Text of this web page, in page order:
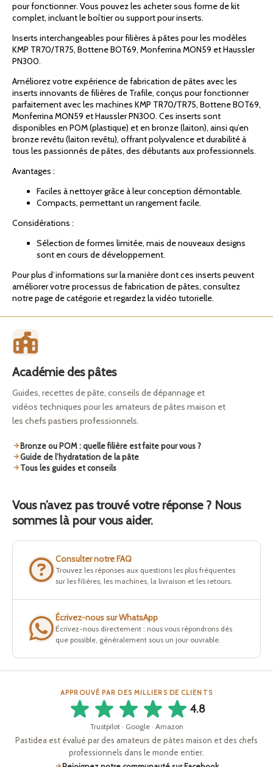
pour fonctionner. Vous pouvez les acheter sous forme de kit
complet, incluant le boîtier ou support pour inserts.
Inserts interchangeables pour filières à pâtes pour les modèles
KMP TR70/TR75, Bottene BOT69, Monferrina MON59 et Haussler
PN300.
Améliorez votre expérience de fabrication de pâtes avec les
inserts innovants de filières de Trafile, conçus pour fonctionner
parfaitement avec les machines KMP TR70/TR75, Bottene BOT69,
Monferrina MON59 et Haussler PN300. Ces inserts sont
disponibles en POM (plastique) et en bronze (laiton), ainsi qu’en
bronze revêtu (laiton revêtu), offrant polyvalence et durabilité à
tous les passionnés de pâtes, des débutants aux professionnels.
Avantages :
Faciles à nettoyer grâce à leur conception démontable.
Compacts, permettant un rangement facile.
Considérations :
Sélection de formes limitée, mais de nouveaux designs
sont en cours de développement.
Pour plus d’informations sur la manière dont ces inserts peuvent
améliorer votre processus de fabrication de pâtes, consultez
notre page de catégorie et regardez la vidéo tutorielle.
Académie des pâtes
Guides, recettes de pâte, conseils de dépannage et
vidéos techniques pour les amateurs de pâtes maison et
les chefs pastiers professionnels.
Bronze ou POM : quelle filière est faite pour vous ?
Guide de l’hydratation de la pâte
Tous les guides et conseils
Vous n’avez pas trouvé votre réponse ? Nous
sommes là pour vous aider.
Consulter notre FAQ
Trouvez les réponses aux questions les plus fréquentes
sur les filières, les machines, la livraison et les retours.
Écrivez-nous sur WhatsApp
Écrivez-nous directement : nous vous répondrons dès
que possible, généralement sous un jour ouvrable.
APPROUVÉ PAR DES MILLIERS DE CLIENTS
4.8
Trustpilot · Google · Amazon
Pastidea est évalué par des amateurs de pâtes maison et des chefs
professionnels dans le monde entier.